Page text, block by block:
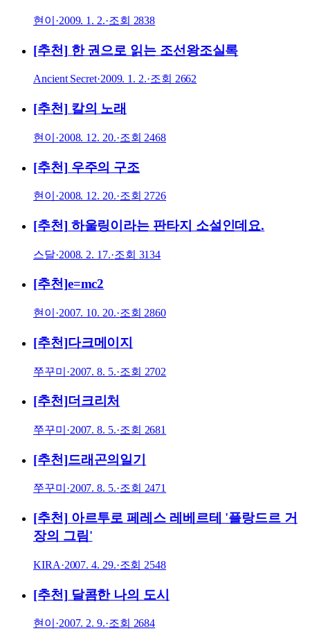
현이 ·2009. 1. 2.·조회 2838
[추천] 한 권으로 읽는 조선왕조실록
Ancient Secret·2009. 1. 2.·조회 2662
[추천] 칼의 노래
현이 ·2008. 12. 20.·조회 2468
[추천] 우주의 구조
현이 ·2008. 12. 20.·조회 2726
[추천] 하울링이라는 판타지 소설인데요.
스달·2008. 2. 17.·조회 3134
[추천]e=mc2
현이 ·2007. 10. 20.·조회 2860
[추천]다크메이지
쭈꾸미 ·2007. 8. 5.·조회 2702
[추천]더크리처
쭈꾸미 ·2007. 8. 5.·조회 2681
[추천]드래곤의일기
쭈꾸미 ·2007. 8. 5.·조회 2471
[추천] 아르투로 페레스 레베르테 '플랑드르 거
장의 그림'
KIRA·2007. 4. 29.·조회 2548
[추천] 달콤한 나의 도시
현이 ·2007. 2. 9.·조회 2684